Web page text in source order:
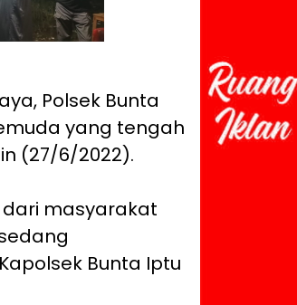
Polsek Bunta
yang tengah
(27/6/2022).
masyarakat
Bunta Iptu